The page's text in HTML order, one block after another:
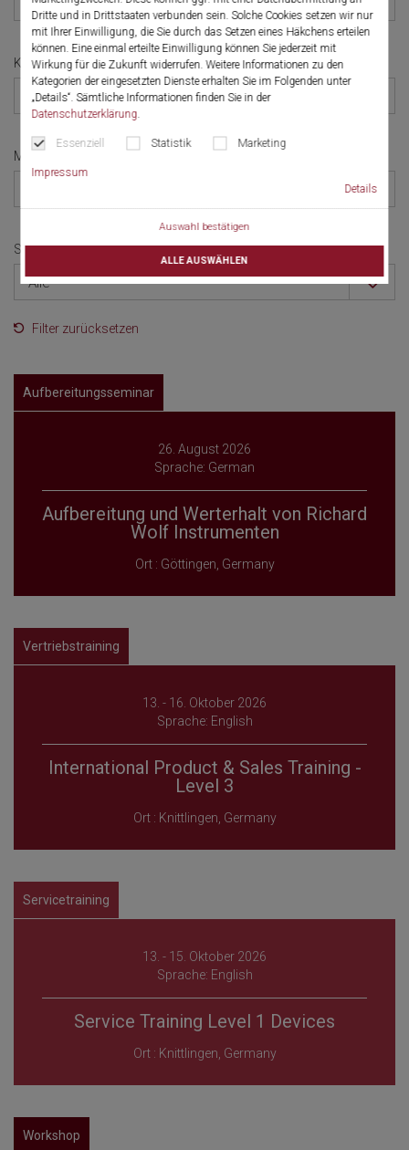
Dritte und in Drittstaaten verbunden sein. Solche Cookies setzen wir nur
mit Ihrer Einwilligung, die Sie durch das Setzen eines Häkchens erteilen
können. Eine einmal erteilte Einwilligung können Sie jederzeit mit
Wirkung für die Zukunft widerrufen. Weitere Informationen zu den
Kategorien der eingesetzten Dienste erhalten Sie im Folgenden unter
„Details“. Sämtliche Informationen finden Sie in der
Datenschutzerklärung
Essenziell Statistik Marketing
Impressum
Details
Auswahl bestätigen
ALLE AUSWÄHLEN
Alle
Kategorie
Alle
Monat
Sprache
Alle
Filter zurücksetzen
Aufbereitungsseminar
26. August 2026
Sprache: German
Aufbereitung und Werterhalt von Richard
Wolf Instrumenten
Ort : Göttingen, Germany
Vertriebstraining
13. - 16. Oktober 2026
Sprache: English
International Product & Sales Training -
Level 3
Ort : Knittlingen, Germany
Servicetraining
13. - 15. Oktober 2026
Sprache: English
Service Training Level 1 Devices
Ort : Knittlingen, Germany
Workshop